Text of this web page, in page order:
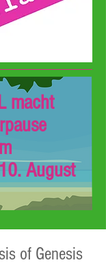
macht
August
of Genesis